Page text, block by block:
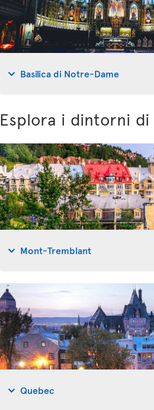
Basilica di Notre-Dame
Esplora i dintorni
Mont-Tremblant
Quebec